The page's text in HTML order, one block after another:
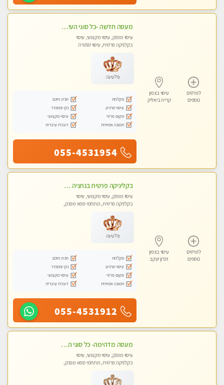
לפרטים
נוספים
עיסוי בצפון
קרית ביאליק
מעסה חדשה -כל סוגי העיסויים מעסה מקצועית ואיכותית פרטי!!!מומלץ לחלוטין!!
עיסוי מפנק, עיסוי מקצועי, עיסוי
בקלניקה פרטית, עיסוי טנטרה
פלטינה
מקלחת
חניה חינם
עיסוי מרגיע
נקי ומסודר
מקום פרטי
עיסוי מקצועי
תמונה אמיתית
דוברת עיברית
055-4531954
לפרטים
נוספים
עיסוי בצפון
זכרון יעקב
בקליניקה פרטית בנתניה עיסוי לחידוש אנרגיות עיסוי חלומי מומלץ מאוד ללא מין! highly recommended new in the city
עיסוי מפנק, עיסוי מקצועי, עיסוי
בקלניקה פרטית, מתחמי ספא מפנק,
פלטינה
מקלחת
חניה חינם
עיסוי מרגיע
נקי ומסודר
מקום פרטי
עיסוי מקצועי
תמונה אמיתית
דוברת עיברית
055-4531912
מעסה מדהימה- כל סוגי העיסויים מעסה מקצועית ואיכותית פרטי!!! לחוויה בלתי נשכחת!!
עיסוי מפנק, עיסוי מקצועי, עיסוי
בקלניקה פרטית, מתחמי ספא מפנק,